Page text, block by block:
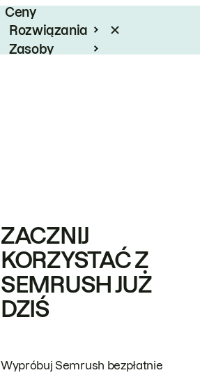
Ceny
Rozwiązania
Zasoby
ZACZNIJ
KORZYSTAĆ Z
SEMRUSH JUŻ
DZIŚ
Wypróbuj Semrush bezpłatnie